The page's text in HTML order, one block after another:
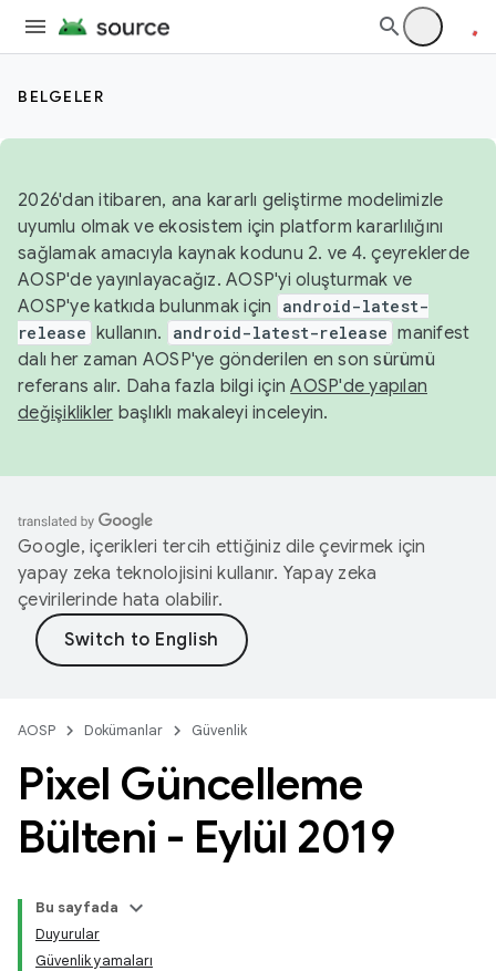
BELGELER
2026'dan itibaren, ana kararlı geliştirme modelimizle
uyumlu olmak ve ekosistem için platform kararlılığını
sağlamak amacıyla kaynak kodunu 2. ve 4. çeyreklerde
AOSP'de yayınlayacağız. AOSP'yi oluşturmak ve
AOSP'ye katkıda bulunmak için
android-latest-
release kullanın. android-latest-release manifest
dalı her zaman AOSP'ye gönderilen en son sürümü
referans alır. Daha fazla bilgi içinAOSP'de yapılan
değişiklikler başlıklı makaleyi inceleyin.
Google, içerikleri tercih ettiğiniz dile çevirmek için
yapay zeka teknolojisini kullanır. Yapay zeka
çevirilerinde hata olabilir.
AOSP Dokümanlar Güvenlik
Pixel Güncelleme
Bülteni - Eylül 2019
Bu sayfada
Duyurular
Güvenlik yamaları